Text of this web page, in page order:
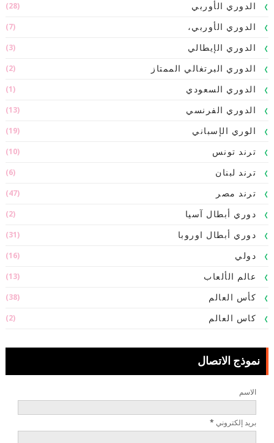
الدوري الأوربي (28)
الدوري الأوربي، (7)
الدوري الإيطالي (3)
الدوري البرتغالي الممتاز (2)
الدوري السعودي (1)
الدوري الفرنسي (13)
الوري الإسباني (19)
ترند تونس (10)
ترند لبنان (6)
ترند مصر (47)
دوري أبطال آسيا (2)
دوري أبطال اوروبا (31)
دولي (16)
عالم الألعاب (13)
كأس العالم (38)
كاس العالم (2)
نموذج الاتصال
الاسم
بريد إلكتروني *